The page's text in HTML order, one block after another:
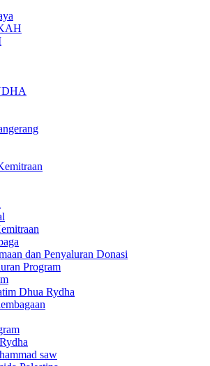
dan Penyaluran Donasi
Program
Dhua Rydha
saw